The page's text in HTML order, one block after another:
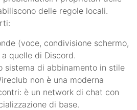
delle regole locali.
(voce, condivisione schermo,
quelle di Discord.
sistema di abbinamento in stile
non è una moderna
è un network di chat con
di base.